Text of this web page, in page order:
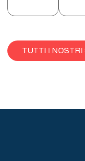
TUTTI I NOSTRI